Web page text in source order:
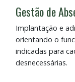
Gestão de
Implantação e
orientando o
indicadas para
desnecessárias.